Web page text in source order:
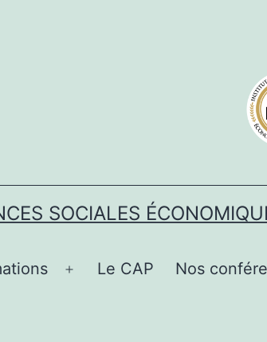
SOCIALES
Ouvrir
Le CAP Nos